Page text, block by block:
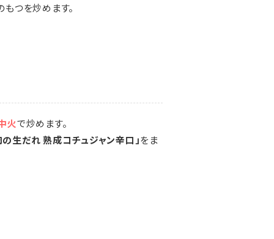
もつを炒めます。
火で炒めます。
の生だれ 熟成コチュジャン辛口」をま